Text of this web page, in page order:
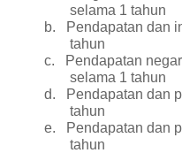
selama 1 tahun
b.
Pendapatan dan
tahun
c.
Pendapatan
selama 1 tahun
d.
Pendapatan dan
tahun
e.
Pendapatan dan
tahun